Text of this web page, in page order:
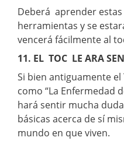
Deberá aprender
herramientas y se
vencerá fácilmente al
11. EL TOC LE ARA
Si bien antiguamente el
como “La Enfermedad
hará sentir mucha
básicas acerca de sí
mundo en que viven.